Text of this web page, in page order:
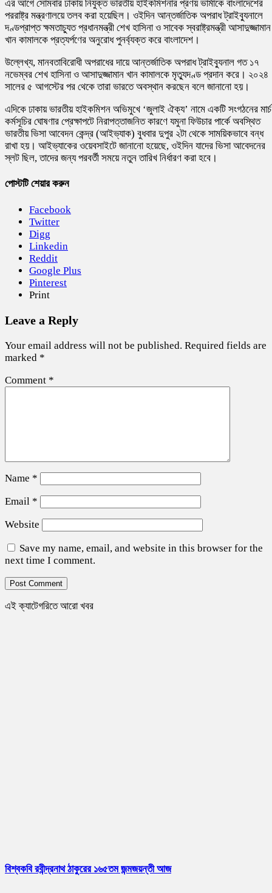
এর আগে সোমবার ঢাকায় নিযুক্ত ভারতীয় হাইকমিশনার প্রণয় ভার্মাকে বাংলাদেশের
পররাষ্ট্র মন্ত্রণালয়ে তলব করা হয়েছিল। ওইদিন আন্তর্জাতিক অপরাধ ট্রাইব্যুনালে
দণ্ডপ্রাপ্ত ক্ষমতাচ্যুত প্রধানমন্ত্রী শেখ হাসিনা ও সাবেক স্বরাষ্ট্রমন্ত্রী আসাদুজ্জামান
খান কামালকে প্রত্যর্পণের অনুরোধ পুনর্ব্যক্ত করে বাংলাদেশ।
উল্লেখ্য, মানবতাবিরোধী অপরাধের দায়ে আন্তর্জাতিক অপরাধ ট্রাইব্যুনাল গত ১৭
নভেম্বর শেখ হাসিনা ও আসাদুজ্জামান খান কামালকে মৃত্যুদণ্ড প্রদান করে। ২০২৪
সালের ৫ আগস্টের পর থেকে তারা ভারতে অবস্থান করছেন বলে জানানো হয়।
এদিকে ঢাকায় ভারতীয় হাইকমিশন অভিমুখে ‘জুলাই ঐক্য’ নামে একটি সংগঠনের মার্চ
কর্মসূচির ঘোষণার প্রেক্ষাপটে নিরাপত্তাজনিত কারণে যমুনা ফিউচার পার্কে অবস্থিত
ভারতীয় ভিসা আবেদন কেন্দ্র (আইভ্যাক) বুধবার দুপুর ২টা থেকে সাময়িকভাবে বন্ধ
রাখা হয়। আইভ্যাকের ওয়েবসাইটে জানানো হয়েছে, ওইদিন যাদের ভিসা আবেদনের
স্লট ছিল, তাদের জন্য পরবর্তী সময়ে নতুন তারিখ নির্ধারণ করা হবে।
পোস্টটি শেয়ার করুন
Facebook
Twitter
Digg
Linkedin
Reddit
Google Plus
Pinterest
Print
Leave a Reply
Your email address will not be published. Required fields are
marked *
Comment *
Name *
Email *
Website
Save my name, email, and website in this browser for the
next time I comment.
এই ক্যাটেগরিতে আরো খবর
বিশ্বকবি রবীন্দ্রনাথ ঠাকুরের ১৬৫তম জন্মজয়ন্তী আজ